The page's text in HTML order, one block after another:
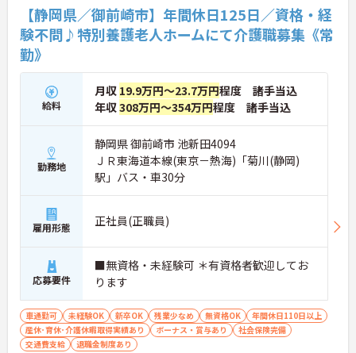
【静岡県／御前崎市】年間休日125日／資格・経
験不問♪特別養護老人ホームにて介護職募集《常
勤》
給料
月収 19.9万円～23.7万円程度 諸手当込
年収308万円～354万円程度 諸手当込
勤務地
静岡県 御前崎市 池新田4094
ＪＲ東海道本線(東京－熱海)「菊川(静岡)
駅」バス・車30分
雇用形態 正社員(正職員)
応募要件
■無資格・未経験可 ＊有資格者歓迎してお
ります
車通勤可 未経験OK 新卒OK 残業少なめ 無資格OK
年間休日110日以上
産休･育休･介護休暇取得実績あり
ボーナス・賞与あり
社会保険完備
交通費支給
退職金制度あり